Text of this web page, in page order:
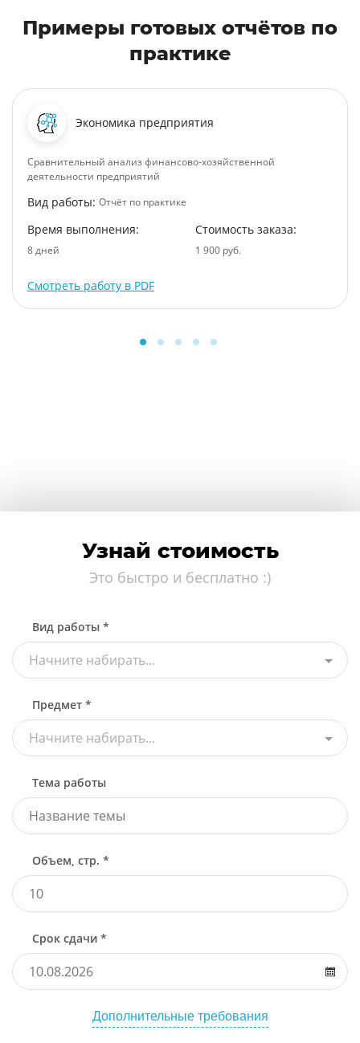
Примеры готовых отчётов по
практике
Экономика предприятия
Сравнительный анализ финансово-хозяйственной
деятельности предприятий
Вид работы: Отчёт по практике
Время выполнения:
8 дней
Стоимость заказа:
1 900 руб.
Смотреть работу в PDF
Узнай стоимость
Это быстро и бесплатно :)
Вид работы *
Начните набирать...
Предмет *
Начните набирать...
Тема работы
Объем, стр. *
Срок сдачи *
Дополнительные требования